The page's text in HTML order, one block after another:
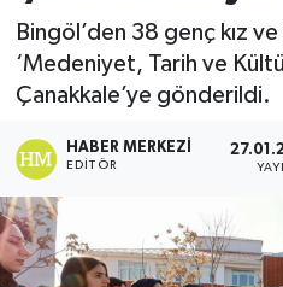
Bingöl’den 38 genç kız
‘Medeniyet, Tarih ve
Çanakkale’ye gönderildi.
HABER MERKEZI
EDITÖR
EKONOMİ
KARLIOVA
Süper Lig Puan
Haber Arşivi